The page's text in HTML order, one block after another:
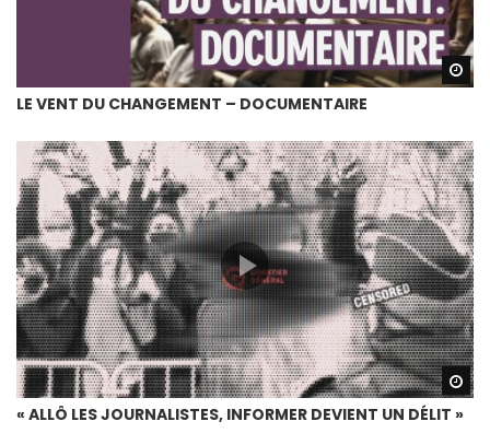
LE VENT DU CHANGEMENT – DOCUMENTAIRE
« ALLÔ LES JOURNALISTES, INFORMER DEVIENT UN DÉLIT »